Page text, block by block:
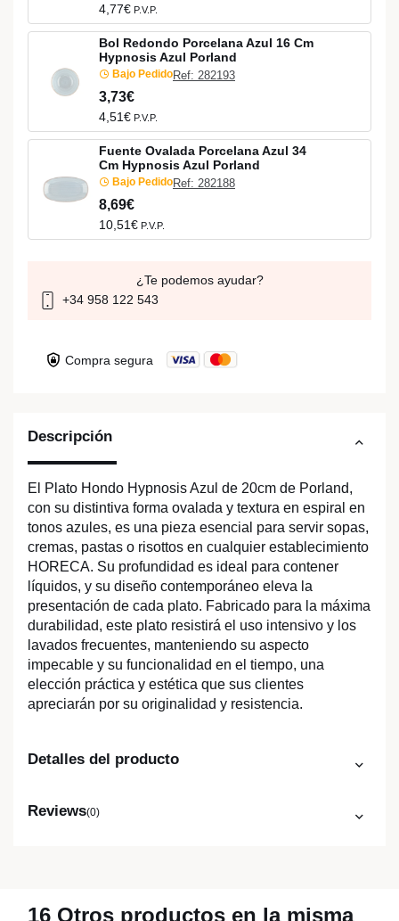
Descripción
El Plato Hondo Hypnosis Azul de 20cm de Porland,
con su distintiva forma ovalada y textura en espiral en
tonos azules, es una pieza esencial para servir sopas,
cremas, pastas o risottos en cualquier establecimiento
HORECA. Su profundidad es ideal para contener
líquidos, y su diseño contemporáneo eleva la
presentación de cada plato. Fabricado para la máxima
durabilidad, este plato resistirá el uso intensivo y los
lavados frecuentes, manteniendo su aspecto
impecable y su funcionalidad en el tiempo, una
elección práctica y estética que sus clientes
apreciarán por su originalidad y resistencia.
Detalles del producto
Reviews(0)
4,77€ P.V.P.
Bol Redondo Porcelana Azul 16 Cm
Hypnosis Azul Porland
Bajo PedidoRef: 282193
3,73€
4,51€ P.V.P.
Fuente Ovalada Porcelana Azul 34
Cm Hypnosis Azul Porland
Bajo PedidoRef: 282188
8,69€
10,51€ P.V.P.
¿Te podemos ayudar?
+34 958 122 543
Compra segura
16 Otros productos en la misma